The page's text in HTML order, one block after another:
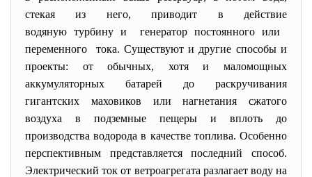
стекая из него, приводит в действие
водяную турбину и генератор постоянного или
переменного тока. Существуют и другие способы и
проекты: от обычных, хотя и маломощных
аккумуляторных батарей до раскручивания
гигантских маховиков или нагнетания сжатого
воздуха в подземные пещеры и вплоть до
производства водорода в качестве топлива. Особенно
перспективным представляется последний способ.
Электрический ток от ветроагрегата разлагает воду на